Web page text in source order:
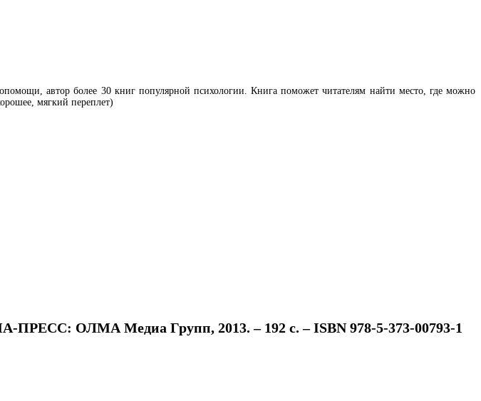
автор более 30 книг популярной психологии. Книга поможет читателям найти место, где можно
мягкий переплет)
ОЛМА Медиа Групп, 2013. – 192 с. – ISBN 978-5-373-00793-1